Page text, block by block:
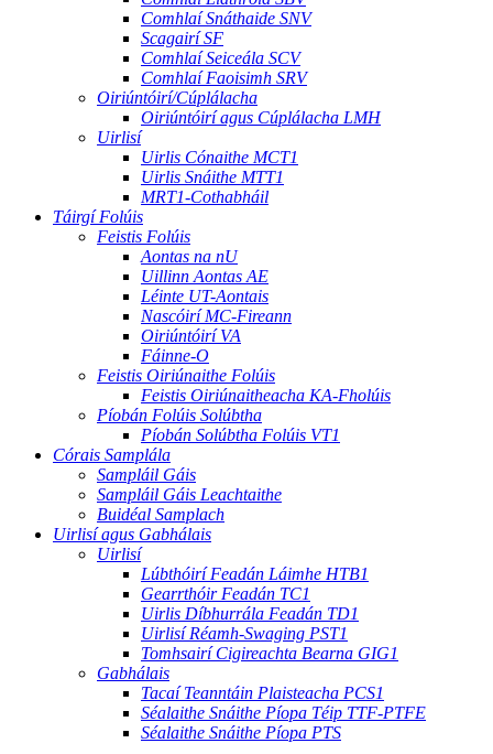
Comhlaí Snáthaide SNV
Scagairí SF
Comhlaí Seiceála SCV
Comhlaí Faoisimh SRV
Oiriúntóirí/Cúplálacha
Oiriúntóirí agus Cúplálacha LMH
Uirlisí
Uirlis Cónaithe MCT1
Uirlis Snáithe MTT1
MRT1-Cothabháil
Táirgí Folúis
Feistis Folúis
Aontas na nU
Uillinn Aontas AE
Léinte UT-Aontais
Nascóirí MC-Fireann
Oiriúntóirí VA
Fáinne-O
Feistis Oiriúnaithe Folúis
Feistis Oiriúnaitheacha KA-Fholúis
Píobán Folúis Solúbtha
Píobán Solúbtha Folúis VT1
Córais Samplála
Sampláil Gáis
Sampláil Gáis Leachtaithe
Buidéal Samplach
Uirlisí agus Gabhálais
Uirlisí
Lúbthóirí Feadán Láimhe HTB1
Gearrthóir Feadán TC1
Uirlis Díbhurrála Feadán TD1
Uirlisí Réamh-Swaging PST1
Tomhsairí Cigireachta Bearna GIG1
Gabhálais
Tacaí Teanntáin Plaisteacha PCS1
Séalaithe Snáithe Píopa Téip TTF-PTFE
Séalaithe Snáithe Píopa PTS